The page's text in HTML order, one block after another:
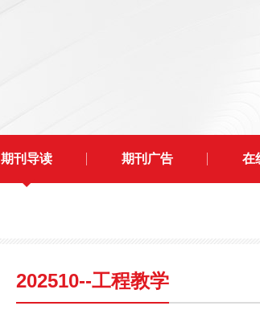
期刊导读 期刊广告 在
202510--工程教学